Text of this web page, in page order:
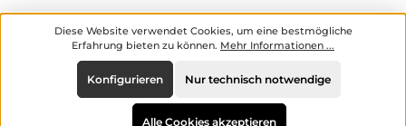
Diese Website verwendet Cookies, um eine bestmögliche
Erfahrung bieten zu können. Mehr Informationen ...
Nur technisch notwendige
Konfigurieren
Alle Cookies akzeptieren